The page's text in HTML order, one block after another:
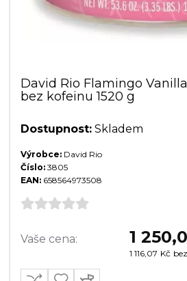
David Rio Flamingo
bez kofeinu 1520 g
Dostupnost: Skladem
Výrobce: David Rio
Číslo: 3805
EAN: 658564973508
Vaše cena: 1
1 116,07 Kč